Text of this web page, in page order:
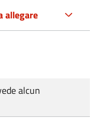
allegare
alcun